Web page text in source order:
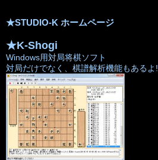
★STUDIO-K ホームページ
★K-Shogi
Windows用対局将棋ソフト
対局だけでなく、棋譜解析機能もあるよ!